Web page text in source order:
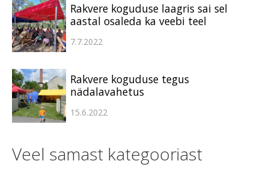
Rakvere koguduse laagris sai sel
aastal osaleda ka veebi teel
7.7.2022
Rakvere koguduse tegus
nädalavahetus
15.6.2022
Veel samast kategooriast